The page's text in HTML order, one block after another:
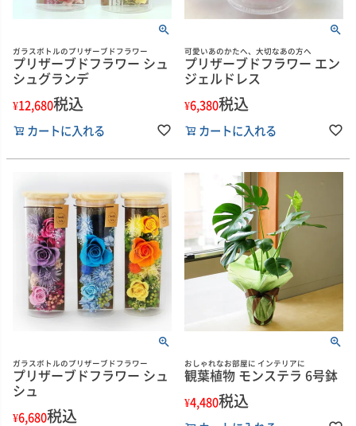
ガラスボトルのプリザーブドフラワー
プリザーブドフラワー シュ
シュグランデ
¥12,680税込
カートに入れる
可愛いあのかたへ、大切なあの方へ
プリザーブドフラワー エン
ジェルドレス
¥6,380税込
カートに入れる
ガラスボトルのプリザーブドフラワー
プリザーブドフラワー シュ
シュ
¥6,680税込
おしゃれなお部屋に インテリアに
観葉植物 モンステラ 6号鉢
¥4,480税込